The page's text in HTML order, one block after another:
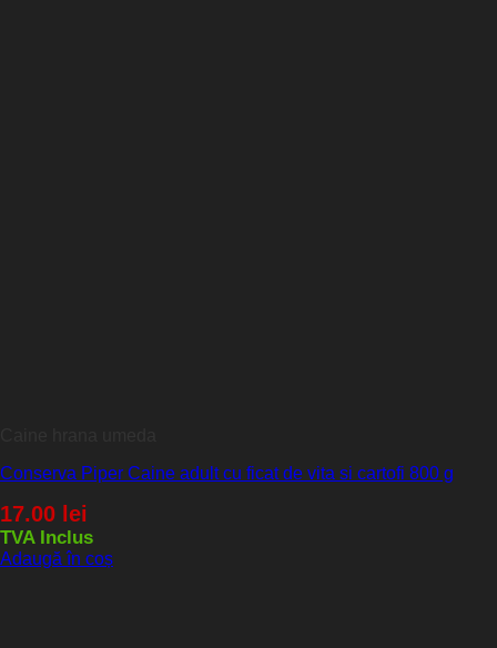
Conserva Piper Caine adult cu ficat de vita si cartofi 800 g
17.00 lei
TVA Inclus
Adaugă în coș